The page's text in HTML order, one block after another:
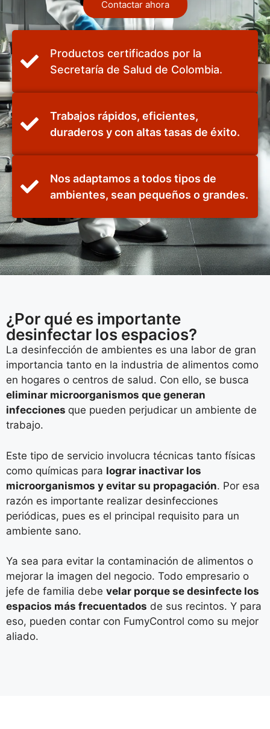
Contactar ahora
Productos certificados por la
Secretaría de Salud de Colombia.
Trabajos rápidos, eficientes,
duraderos y con altas tasas de éxito.
Nos adaptamos a todos tipos de
ambientes, sean pequeños o grandes.
¿Por qué es importante
desinfectar los espacios?
La desinfección de ambientes es una labor de gran
importancia tanto en la industria de alimentos como
en hogares o centros de salud. Con ello, se busca
eliminar microorganismos que generan
infecciones que pueden perjudicar un ambiente de
trabajo.
Este tipo de servicio involucra técnicas tanto físicas
como químicas para lograr inactivar los
microorganismos y evitar su propagación. Por esa
razón es importante realizar desinfecciones
periódicas, pues es el principal requisito para un
ambiente sano.
Ya sea para evitar la contaminación de alimentos o
mejorar la imagen del negocio. Todo empresario o
jefe de familia debe velar porque se desinfecte los
espacios más frecuentados de sus recintos. Y para
eso, pueden contar con FumyControl como su mejor
aliado.